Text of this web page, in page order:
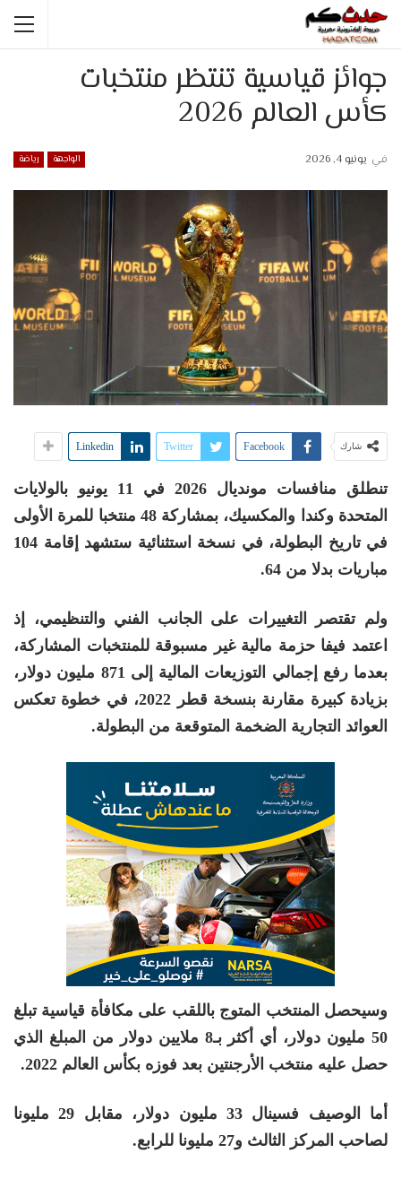
جوائز قياسية تنتظر منتخبات
كأس العالم 2026
الواجهة رياضة في يونيو 4, 2026
شارك Facebook
Twitter
Linkedin
تنطلق منافسات مونديال 2026 في 11 يونيو بالولايات
المتحدة وكندا والمكسيك، بمشاركة 48 منتخبا للمرة الأولى
في تاريخ البطولة، في نسخة استثنائية ستشهد إقامة 104
مباريات بدلا من 64.
ولم تقتصر التغييرات على الجانب الفني والتنظيمي، إذ
اعتمد فيفا حزمة مالية غير مسبوقة للمنتخبات المشاركة،
بعدما رفع إجمالي التوزيعات المالية إلى 871 مليون دولار،
بزيادة كبيرة مقارنة بنسخة قطر 2022، في خطوة تعكس
العوائد التجارية الضخمة المتوقعة من البطولة.
وسيحصل المنتخب المتوج باللقب على مكافأة قياسية تبلغ
50 مليون دولار، أي أكثر بـ8 ملايين دولار من المبلغ الذي
حصل عليه منتخب الأرجنتين بعد فوزه بكأس العالم 2022.
أما الوصيف فسينال 33 مليون دولار، مقابل 29 مليونا
لصاحب المركز الثالث و27 مليونا للرابع.